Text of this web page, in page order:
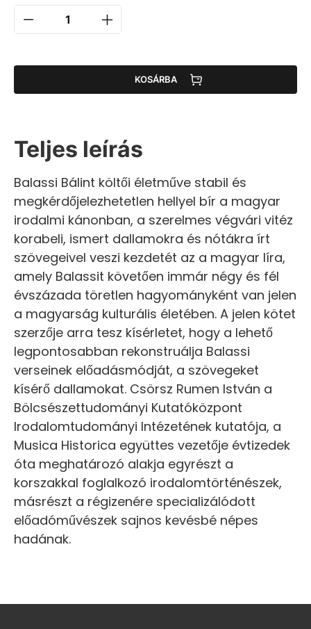
KOSÁRBA
Teljes leírás
Balassi Bálint költői életműve stabil és
megkérdőjelezhetetlen hellyel bír a magyar
irodalmi kánonban, a szerelmes végvári vitéz
korabeli, ismert dallamokra és nótákra írt
szövegeivel veszi kezdetét az a magyar líra,
amely Balassit követően immár négy és fél
évszázada töretlen hagyományként van jelen
a magyarság kulturális életében. A jelen kötet
szerzője arra tesz kísérletet, hogy a lehető
legpontosabban rekonstruálja Balassi
verseinek előadásmódját, a szövegeket
kísérő dallamokat. Csörsz Rumen István a
Bölcsészettudományi Kutatóközpont
Irodalomtudományi Intézetének kutatója, a
Musica Historica együttes vezetője évtizedek
óta meghatározó alakja egyrészt a
korszakkal foglalkozó irodalomtörténészek,
másrészt a régizenére specializálódott
előadóművészek sajnos kevésbé népes
hadának.